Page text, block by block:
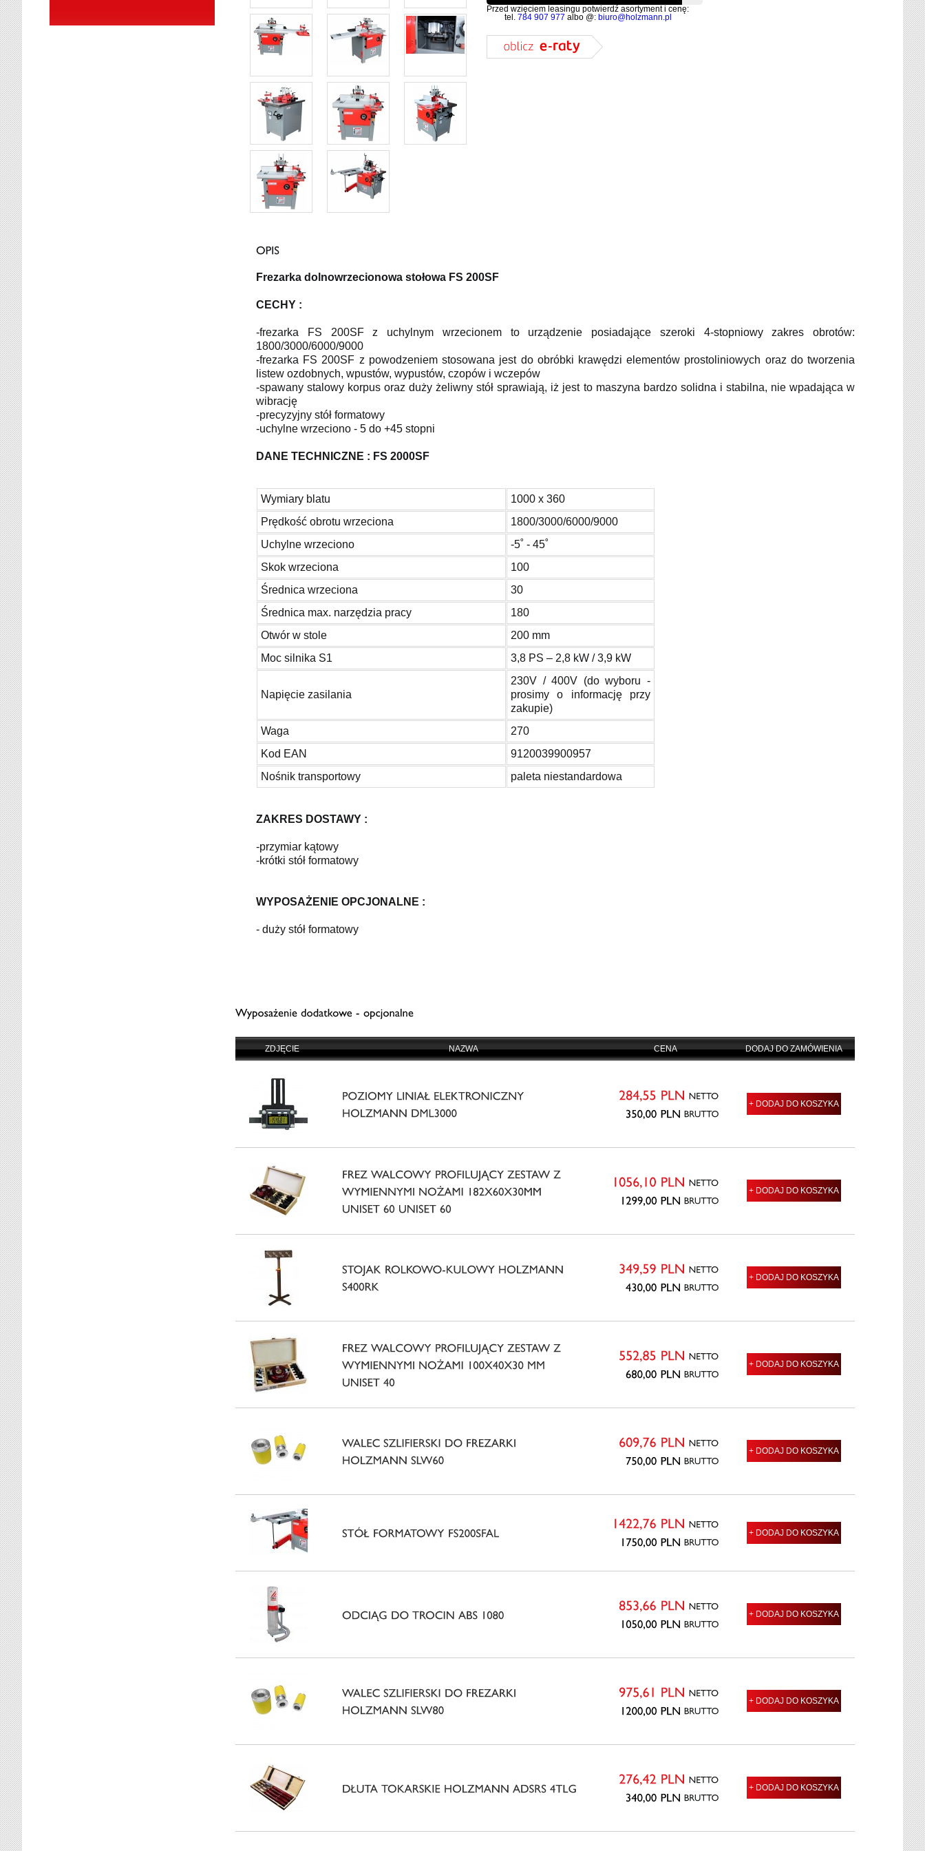
Przed wzięciem leasingu potwierdź asortyment i cenę:
tel. 784 907 977 albo @: biuro@holzmann.pl
Frezarka dolnowrzecionowa stołowa FS 200SF
CECHY :
-frezarka FS 200SF z uchylnym wrzecionem to urządzenie posiadające szeroki 4-stopniowy zakres obrotów:
1800/3000/6000/9000
-frezarka FS 200SF z powodzeniem stosowana jest do obróbki krawędzi elementów prostoliniowych oraz do tworzenia
listew ozdobnych, wpustów, wypustów, czopów i wczepów
-spawany stalowy korpus oraz duży żeliwny stół sprawiają, iż jest to maszyna bardzo solidna i stabilna, nie wpadająca w
wibrację
-precyzyjny stół formatowy
-uchylne wrzeciono - 5 do +45 stopni
DANE TECHNICZNE : FS 2000SF
Wymiary blatu
1000 x 360
Prędkość obrotu wrzeciona
1800/3000/6000/9000
Uchylne wrzeciono
-5˚ - 45˚
Skok wrzeciona
100
Średnica wrzeciona
30
Średnica max. narzędzia pracy
180
Otwór w stole
200 mm
Moc silnika S1
3,8 PS – 2,8 kW / 3,9 kW
Napięcie zasilania
230V / 400V (do wyboru -
prosimy o informację przy
zakupie)
Waga
270
Kod EAN
9120039900957
Nośnik transportowy
paleta niestandardowa
ZAKRES DOSTAWY :
-przymiar kątowy
-krótki stół formatowy
WYPOSAŻENIE OPCJONALNE :
- duży stół formatowy
ZDJĘCIE NAZWA CENA DODAJ DO ZAMÓWIENIA
284,55
350,00
+ DODAJ DO KOSZYKA
1056,10
1299,00
+ DODAJ DO KOSZYKA
349,59
430,00
+ DODAJ DO KOSZYKA
552,85
680,00
+ DODAJ DO KOSZYKA
609,76
750,00
+ DODAJ DO KOSZYKA
1422,76
1750,00
+ DODAJ DO KOSZYKA
853,66
1050,00
+ DODAJ DO KOSZYKA
975,61
1200,00
+ DODAJ DO KOSZYKA
276,42
340,00
+ DODAJ DO KOSZYKA